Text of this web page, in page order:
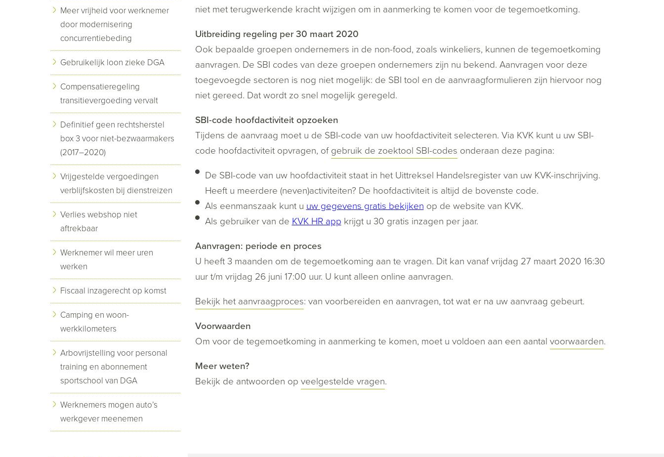
niet met terugwerkende kracht wijzigen om in aanmerking te komen voor de tegemoetkoming.
Uitbreiding regeling per 30 maart 2020
Ook bepaalde groepen ondernemers in de non-food, zoals winkeliers, kunnen de tegemoetkoming
aanvragen. De SBI codes van deze groepen ondernemers zijn nu bekend. Aanvragen voor deze
toegevoegde sectoren is nog niet mogelijk: de SBI tool en de aanvraagformulieren zijn hiervoor nog
niet gereed. Dat wordt zo snel mogelijk geregeld.
SBI-code hoofdactiviteit opzoeken
Tijdens de aanvraag moet u de SBI-code van uw hoofdactiviteit selecteren. Via KVK kunt u uw SBI-
code hoofdactiviteit opvragen, of gebruik de zoektool SBI-codes onderaan deze pagina:
De SBI-code van uw hoofdactiviteit staat in het Uittreksel Handelsregister van uw KVK-inschrijving.
Heeft u meerdere (neven)activiteiten? De hoofdactiviteit is altijd de bovenste code.
Als eenmanszaak kunt u uw gegevens gratis bekijken op de website van KVK.
Als gebruiker van de KVK HR app krijgt u 30 gratis inzagen per jaar.
Aanvragen: periode en proces
U heeft 3 maanden om de tegemoetkoming aan te vragen. Dit kan vanaf vrijdag 27 maart 2020 16:30
uur t/m vrijdag 26 juni 17:00 uur. U kunt alleen online aanvragen.
Bekijk het aanvraagproces: van voorbereiden en aanvragen, tot wat er na uw aanvraag gebeurt.
Voorwaarden
Om voor de tegemoetkoming in aanmerking te komen, moet u voldoen aan een aantal voorwaarden.
Meer weten?
Bekijk de antwoorden op veelgestelde vragen.
Meer vrijheid voor werknemer
door modernisering
concurrentiebeding
Gebruikelijk loon zieke DGA
Compensatieregeling
transitievergoeding vervalt
Definitief geen rechtsherstel
box 3 voor niet-bezwaarmakers
(2017–2020)
Vrijgestelde vergoedingen
verblijfskosten bij dienstreizen
Verlies webshop niet
aftrekbaar
Werknemer wil meer uren
werken
Fiscaal inzagerecht op komst
Camping en woon-
werkkilometers
Arbovrijstelling voor personal
training en abonnement
sportschool van DGA
Werknemers mogen auto’s
werkgever meenemen